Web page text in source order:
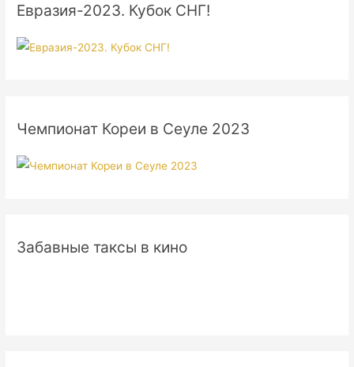
Евразия-2023. Кубок СНГ!
Чемпионат Кореи в Сеуле 2023
Забавные таксы в кино